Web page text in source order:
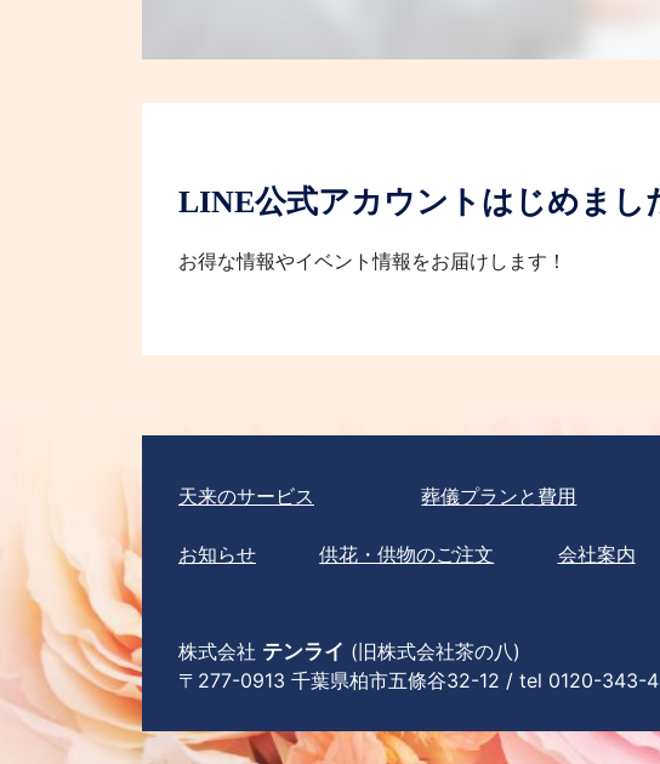
LINE公式アカウントはじめまし
お得な情報やイベント情報をお届けします！
天来のサービス 葬儀プランと費用
お知らせ 供花・供物のご注文 会社案内
株式会社 テンライ (旧株式会社茶の八)
〒277-0913 千葉県柏市五條谷32-12 / tel 0120-343-